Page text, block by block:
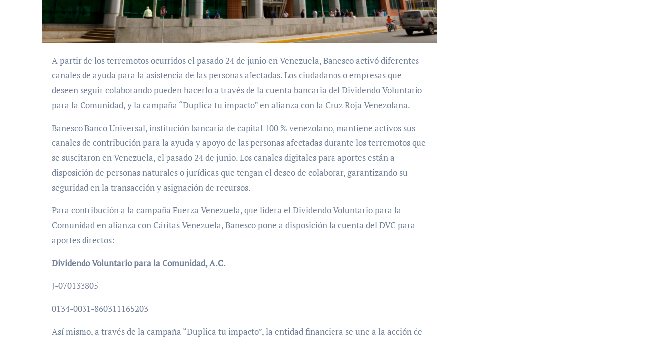
A partir de los terremotos ocurridos el pasado 24 de junio en Venezuela, Banesco activó diferentes
canales de ayuda para la asistencia de las personas afectadas. Los ciudadanos o empresas que
deseen seguir colaborando pueden hacerlo a través de la cuenta bancaria del Dividendo Voluntario
para la Comunidad, y la campaña “Duplica tu impacto” en alianza con la Cruz Roja Venezolana.
Banesco Banco Universal, institución bancaria de capital 100 % venezolano, mantiene activos sus
canales de contribución para la ayuda y apoyo de las personas afectadas durante los terremotos que
se suscitaron en Venezuela, el pasado 24 de junio. Los canales digitales para aportes están a
disposición de personas naturales o jurídicas que tengan el deseo de colaborar, garantizando su
seguridad en la transacción y asignación de recursos.
Para contribución a la campaña Fuerza Venezuela, que lidera el Dividendo Voluntario para la
Comunidad en alianza con Cáritas Venezuela, Banesco pone a disposición la cuenta del DVC para
aportes directos:
Dividendo Voluntario para la Comunidad, A.C.
J-070133805
0134-0031-860311165203
Así mismo, a través de la campaña “Duplica tu impacto”, la entidad financiera se une a la acción de